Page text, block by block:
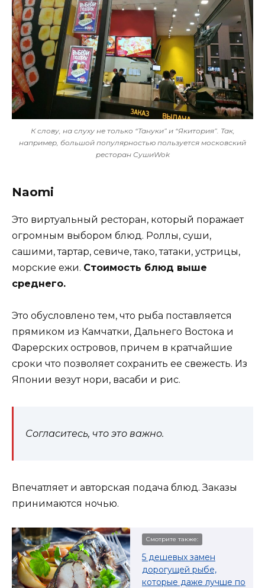
К слову, на слуху не только “Тануки” и “Якитория”. Так,
например, большой популярностью пользуется московский
ресторан CушиWok
Naomi
Это виртуальный ресторан, который поражает
огромным выбором блюд. Роллы, суши,
сашими, тартар, севиче, тако, татаки, устрицы,
морские ежи. Стоимость блюд выше
среднего.
Это обусловлено тем, что рыба поставляется
прямиком из Камчатки, Дальнего Востока и
Фарерских островов, причем в кратчайшие
сроки что позволяет сохранить ее свежесть. Из
Японии везут нори, васаби и рис.
Согласитесь, что это важно.
Впечатляет и авторская подача блюд. Заказы
принимаются ночью.
Смотрите также:
5 дешевых замен
дорогущей рыбе,
которые даже лучше по